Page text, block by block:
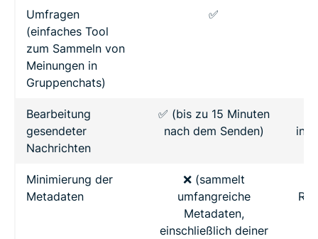
Umfragen
(einfaches Tool
zum Sammeln von
Meinungen in
Gruppenchats)
✅
Bearbeitung
gesendeter
Nachrichten
✅ (bis zu 15 Minuten
nach dem Senden)
Minimierung der
Metadaten
❌ (sammelt
umfangreiche
Metadaten,
einschließlich deiner